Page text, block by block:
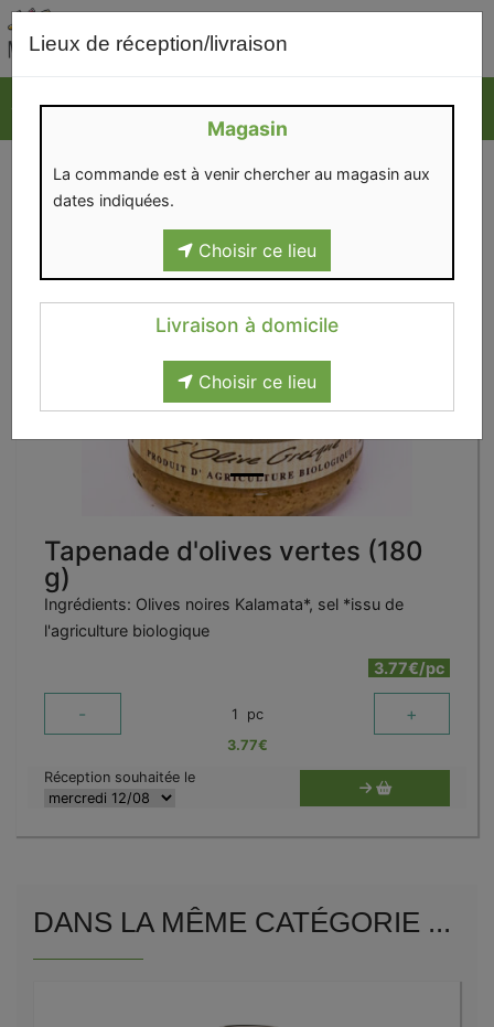
Lieux de réception/livraison
Magasin
La commande est à venir chercher au magasin aux
dates indiquées.
Choisir ce lieu
Livraison à domicile
Choisir ce lieu
Tapenade d'olives vertes (180
g)
Ingrédients: Olives noires Kalamata*, sel *issu de
l'agriculture biologique
3.77€/pc
- 1 pc +
3.77€
Réception souhaitée le
DANS LA MÊME CATÉGORIE ...